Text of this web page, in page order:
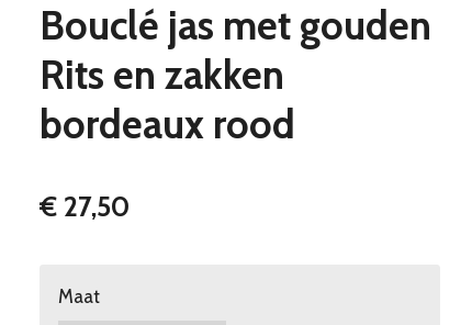
Bouclé jas met gouden
Rits en zakken
bordeaux rood
€ 27,50
Maat